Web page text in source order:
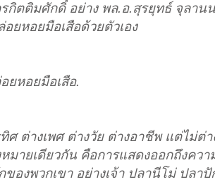
กิตติมศักดิ์ อย่าง พล.อ.สุรยุทธ์ จุลาน
ยหอยมือเสือด้วยตัวเอง
ยหอยมือเสือ.
ต่างเพศ ต่างวัย ต่างอาชีพ แต่ไม่ต่
ายเดียวกัน คือการแสดงออกถึงควา
องพวกเขา อย่างเจ้า ปลานีโม่ ปลาปั